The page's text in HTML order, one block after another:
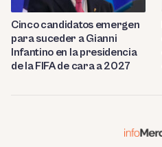
Cinco candidatos emergen
para suceder a Gianni
Infantino en la presidencia
de la FIFA de cara a 2027